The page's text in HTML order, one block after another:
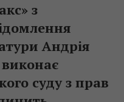
з
Андрія
суду з прав